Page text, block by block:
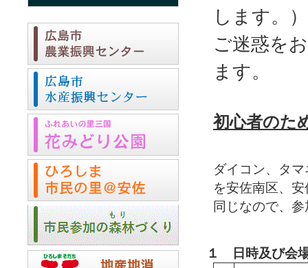
します。）
ご迷惑を
ます。
初心者のた
ダイコン、タ
を安佐南区、
同じなので、
１ 日時及び会